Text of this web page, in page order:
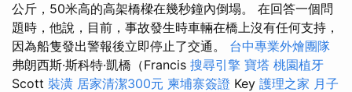
公斤，50米高的高架橋樑在幾秒鐘內倒塌。 在回答一個問
題時，他說，目前，事故發生時車輛在橋上沒有任何支持，
因為船隻發出警報後立即停止了交通。 台中專業外燴團隊
弗朗西斯·斯科特·凱橋（Francis 搜尋引擎 寶塔 桃園植牙
Scott 裝潢 居家清潔300元 柬埔寨簽證 Key 護理之家 月子